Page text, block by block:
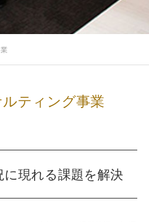
ティング事業
に現れる課題を解決